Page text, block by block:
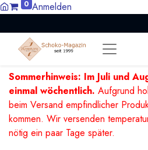
0 Anmelden
Sommerhinweis: Im Juli und
einmal wöchentlich. Aufgrund
beim Versand empfindlicher
kommen. Wir versenden
nötig ein paar Tage später.